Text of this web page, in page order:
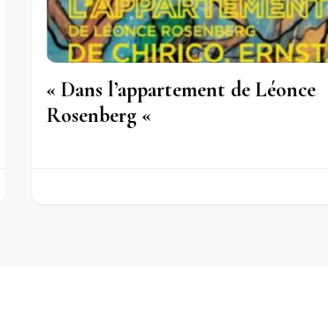
« Dans l’appartement de Léonce
Rosenberg «